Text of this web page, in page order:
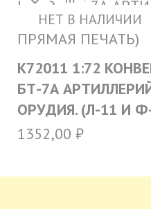
НЕТ В НАЛИЧИИ
K72011 1:72
БТ-7А
ОРУДИЯ. (Л-11 И
1352,00 ₽